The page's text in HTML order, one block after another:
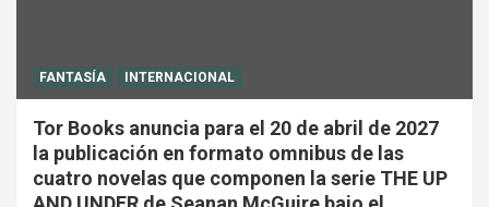
FANTASÍA INTERNACIONAL
Tor Books anuncia para el 20 de abril de 2027
la publicación en formato omnibus de las
cuatro novelas que componen la serie THE UP